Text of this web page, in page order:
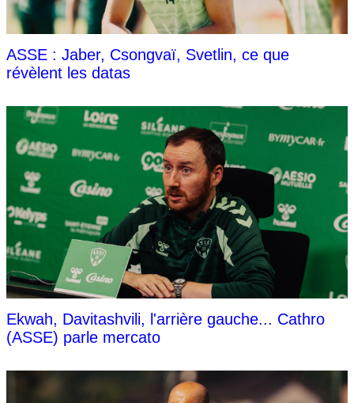
ASSE : Jaber, Csongvaï, Svetlin, ce que
révèlent les datas
Ekwah, Davitashvili, l'arrière gauche... Cathro
(ASSE) parle mercato